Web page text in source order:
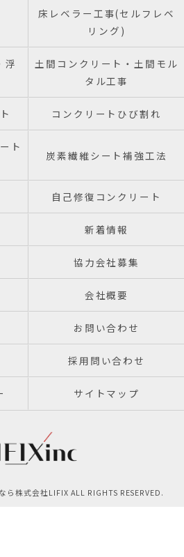
床レベラー工事(セルフレベ
リング)
浮
土間コンクリート・土間モル
タル工事
コンクリートひび割れ
ト
炭素繊維シート補強工法
自己修復コンクリート
新着情報
協力会社募集
会社概要
お問い合わせ
採用問い合わせ
サイトマップ
株式会社LIFIX ALL RIGHTS RESERVED.